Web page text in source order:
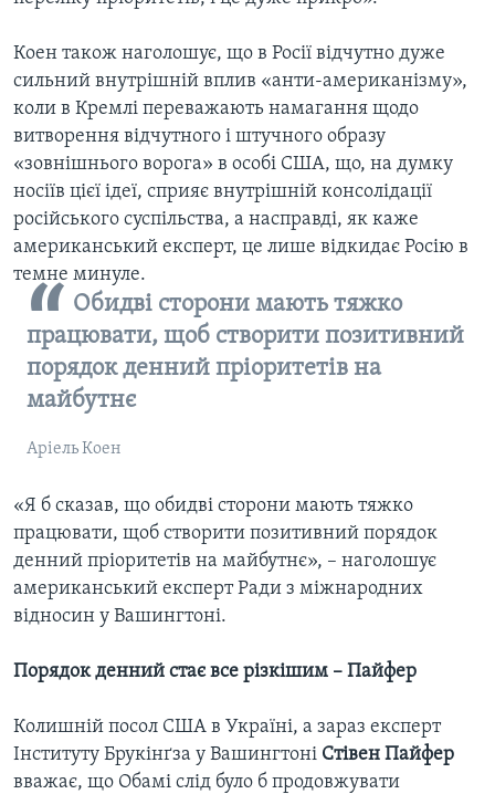
Коен також наголошує, що в Росії відчутно дуже
сильний внутрішній вплив «анти-американізму»,
коли в Кремлі переважають намагання щодо
витворення відчутного і штучного образу
«зовнішнього ворога» в особі США, що, на думку
носіїв цієї ідеї, сприяє внутрішній консолідації
російського суспільства, а насправді, як каже
американський експерт, це лише відкидає Росію в
темне минуле.
Обидві сторони мають тяжко
працювати, щоб створити позитивний
порядок денний пріоритетів на
майбутнє
Аріель Коен
«Я б сказав, що обидві сторони мають тяжко
працювати, щоб створити позитивний порядок
денний пріоритетів на майбутнє», – наголошує
американський експерт Ради з міжнародних
відносин у Вашингтоні.
Порядок денний стає все різкішим – Пайфер
Колишній посол США в Україні, а зараз експерт
Інституту Брукінґза у Вашингтоні Стівен Пайфер
вважає, що Обамі слід було б продовжувати